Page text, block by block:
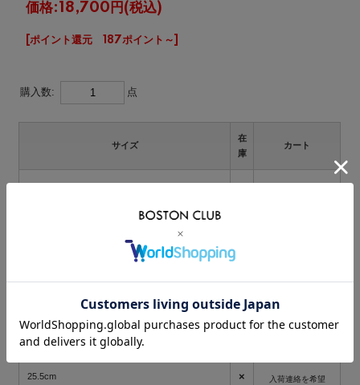
価格:18,700円 (税込)
[ポイント還元 187ポイント～]
購入数: 点
サイズ
在
庫
カート
× 入荷連絡を希望
25.0cm
25.5cm × 入荷連絡を希望